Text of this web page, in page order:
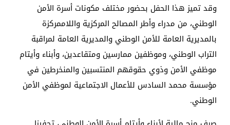
وقد تميز هذا الحفل بحضور مختلف مكونات أسرة الأمن
الوطني، من مدراء وأطر المصالح المركزية واللاممركزة
بالمديرية العامة للأمن الوطني والمديرية العامة لمراقبة
التراب الوطني، وموظفين ممارسين ومتقاعدين، وأبناء وأيتام
موظفي الأمن وذوي حقوقهم المنتسبين والمنخرطين في
مؤسسة محمد السادس للأعمال الاجتماعية لموظفي الأمن
الوطني.